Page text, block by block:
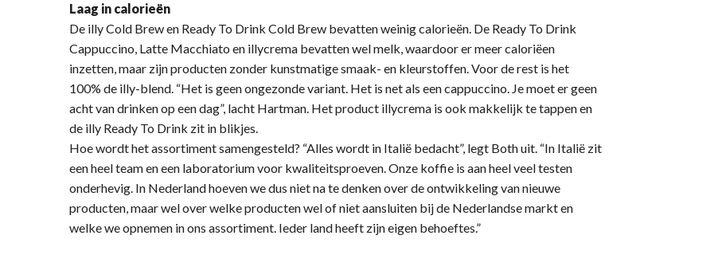
Laag in calorieën
De illy Cold Brew en Ready To Drink Cold Brew bevatten weinig calorieën. De Ready To Drink
Cappuccino, Latte Macchiato en illycrema bevatten wel melk, waardoor er meer caloriëen
inzetten, maar zijn producten zonder kunstmatige smaak- en kleurstoffen. Voor de rest is het
100% de illy-blend. “Het is geen ongezonde variant. Het is net als een cappuccino. Je moet er geen
acht van drinken op een dag”, lacht Hartman. Het product illycrema is ook makkelijk te tappen en
de illy Ready To Drink zit in blikjes.
Hoe wordt het assortiment samengesteld? “Alles wordt in Italië bedacht”, legt Both uit. “In Italië zit
een heel team en een laboratorium voor kwaliteitsproeven. Onze koffie is aan heel veel testen
onderhevig. In Nederland hoeven we dus niet na te denken over de ontwikkeling van nieuwe
producten, maar wel over welke producten wel of niet aansluiten bij de Nederlandse markt en
welke we opnemen in ons assortiment. Ieder land heeft zijn eigen behoeftes.”